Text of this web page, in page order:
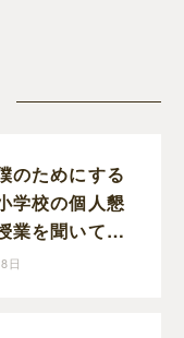
のためにする
学校の個人懇
業を聞いてい
散々な言われ
日